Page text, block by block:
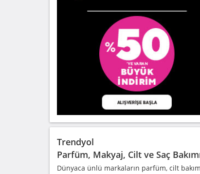
Trendyol
Parfüm, Makyaj, Cilt ve Saç
Dünyaca ünlü markaların parfüm, cilt